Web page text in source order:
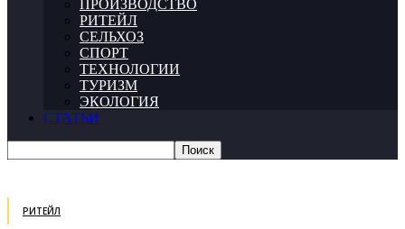
ПРОИЗВОДСТВО
РИТЕЙЛ
СЕЛЬХОЗ
СПОРТ
ТЕХНОЛОГИИ
ТУРИЗМ
ЭКОЛОГИЯ
СТАТЬИ
РИТЕЙЛ